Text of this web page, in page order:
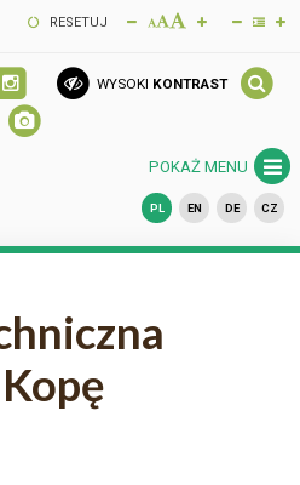
RESETUJ
WYSOKI KONTRAST
POKAŻ MENU
PL EN DE CZ